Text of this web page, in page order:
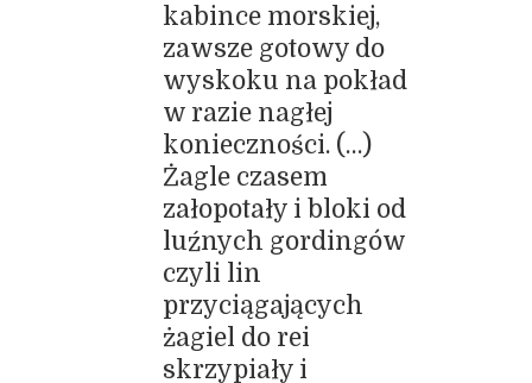
kabince morskiej,
zawsze gotowy do
wyskoku na pokład
w razie nagłej
konieczności. (…)
Żagle czasem
załopotały i bloki od
luźnych gordingów
czyli lin
przyciągających
żagiel do rei
skrzypiały i